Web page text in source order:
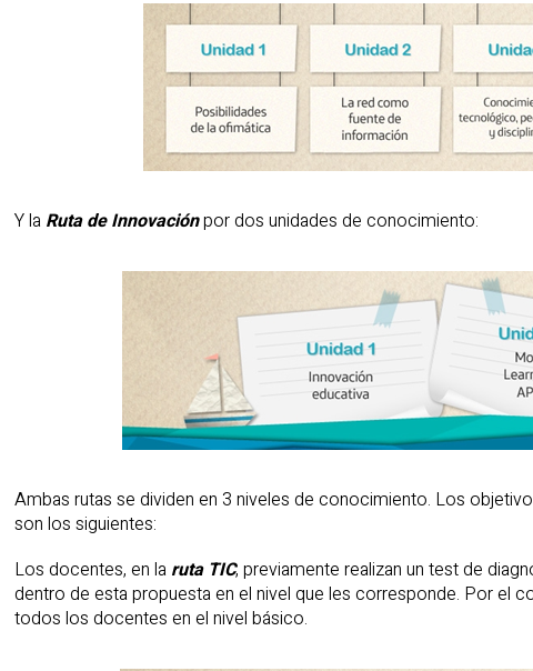
Y la Ruta de Innovaciónpor dos unidades de conocimiento:
Ambas rutas se dividen en 3 niveles de conocimiento. Los
son los siguientes:
Los docentes, en la ruta TIC, previamente realizan un test de
dentro de esta propuesta en el nivel que les corresponde. Por el
todos los docentes en el nivel básico.